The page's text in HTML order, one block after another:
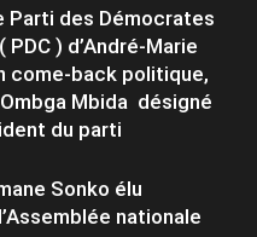
Parti des Démocrates
PDC ) d’André-Marie
come-back politique,
Mbida désigné
du parti
Sonko élu
nationale